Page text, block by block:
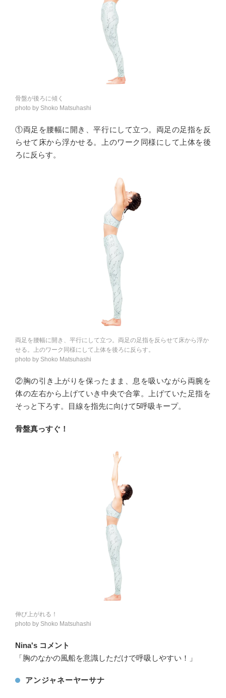
骨盤が後ろに傾く
photo by Shoko Matsuhashi
①両足を腰幅に開き、平行にして立つ。両足の足指を反
らせて床から浮かせる。上のワーク同様にして上体を後
ろに反らす。
両足を腰幅に開き、平行にして立つ。両足の足指を反らせて床から浮か
せる。上のワーク同様にして上体を後ろに反らす。
photo by Shoko Matsuhashi
②胸の引き上がりを保ったまま、息を吸いながら両腕を
体の左右から上げていき中央で合掌。上げていた足指を
そっと下ろす。目線を指先に向けて5呼吸キープ。
骨盤真っすぐ！
伸び上がれる！
photo by Shoko Matsuhashi
Nina's コメント
「胸のなかの風船を意識しただけで呼吸しやすい！」
アンジャネーヤーサナ